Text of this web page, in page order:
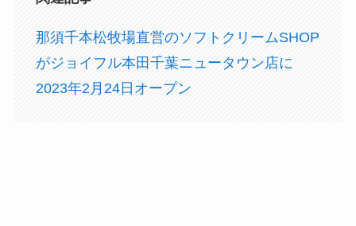
那須千本松牧場直営のソフトクリームSHOP
がジョイフル本田千葉ニュータウン店に
2023年2月24日オープン